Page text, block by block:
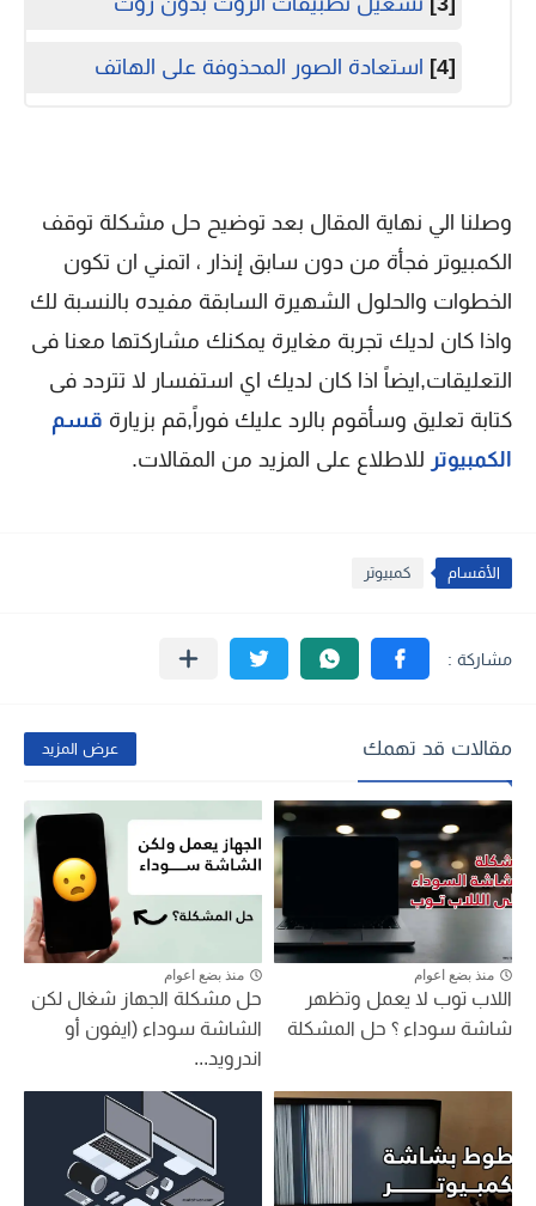
[4] استعادة الصور المحذوفة على الهاتف
وصلنا الي نهاية المقال بعد توضيح حل مشكلة توقف
الكمبيوتر فجأة من دون سابق إنذار ، اتمني ان تكون
الخطوات والحلول الشهيرة السابقة مفيده بالنسبة لك
واذا كان لديك تجربة مغايرة يمكنك مشاركتها معنا فى
التعليقات,ايضاً اذا كان لديك اي استفسار لا تتردد فى
كتابة تعليق وسأقوم بالرد عليك فوراً,قم بزيارة قسم
الكمبيوتر للاطلاع على المزيد من المقالات.
الأقسام كمبيوتر
مقالات قد تهمك عرض المزيد
منذ بضع اعوام
اللاب توب لا يعمل وتظهر
شاشة سوداء ؟ حل المشكلة
منذ بضع اعوام
حل مشكلة الجهاز شغال لكن
الشاشة سوداء (ايفون أو
اندرويد...